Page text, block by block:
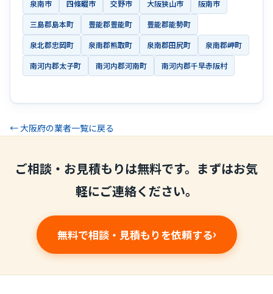
泉南市
四條畷市 交野市 大阪狭山市
阪南市
三島郡島本町
豊能郡豊能町
豊能郡能勢町
泉北郡忠岡町
泉南郡熊取町 泉南郡田尻町
泉南郡岬町
南河内郡太子町
南河内郡河南町 南河内郡千早赤阪村
← 大阪府の業者一覧に戻る
ご相談・お見積もりは無料です。まずはお気
軽にご連絡ください。
無料で相談・見積もりを依頼する